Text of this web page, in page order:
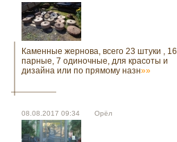
Каменные жернова, всего 23 штуки , 16
парные, 7 одиночные, для красоты и
дизайна или по прямому назн»»
08.08.2017 09:34 Орёл